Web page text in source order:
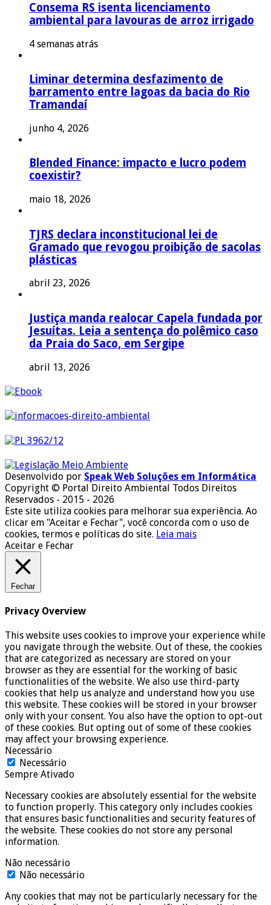
Consema RS isenta licenciamento
ambiental para lavouras de arroz irrigado
4 semanas atrás
Liminar determina desfazimento de
barramento entre lagoas da bacia do Rio
Tramandaí
junho 4, 2026
Blended Finance: impacto e lucro podem
coexistir?
maio 18, 2026
TJRS declara inconstitucional lei de
Gramado que revogou proibição de sacolas
plásticas
abril 23, 2026
Justiça manda realocar Capela fundada por
Jesuítas. Leia a sentença do polêmico caso
da Praia do Saco, em Sergipe
abril 13, 2026
Desenvolvido por Speak Web Soluções em Informática
Copyright © Portal Direito Ambiental Todos Direitos
Reservados - 2015 - 2026
Este site utiliza cookies para melhorar sua experiência. Ao
clicar em "Aceitar e Fechar", você concorda com o uso de
cookies, termos e políticas do site. Leia mais
Aceitar e Fechar
Fechar
Privacy Overview
This website uses cookies to improve your experience while
you navigate through the website. Out of these, the cookies
that are categorized as necessary are stored on your
browser as they are essential for the working of basic
functionalities of the website. We also use third-party
cookies that help us analyze and understand how you use
this website. These cookies will be stored in your browser
only with your consent. You also have the option to opt-out
of these cookies. But opting out of some of these cookies
may affect your browsing experience.
Necessário
Necessário
Sempre Ativado
Necessary cookies are absolutely essential for the website
to function properly. This category only includes cookies
that ensures basic functionalities and security features of
the website. These cookies do not store any personal
information.
Não necessário
Não necessário
Any cookies that may not be particularly necessary for the